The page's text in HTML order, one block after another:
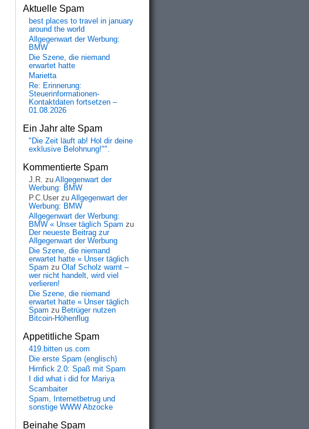
Aktuelle Spam
best places to travel in january
around the world
Allgegenwart der Werbung:
BMW
Die Szene, die niemand
erwartet hatte
Marietta
Re: Erinnerung:
Steuerinformationen-
Kontaktdaten fortsetzen –
01.08.2026
Ein Jahr alte Spam
"Die Zeit läuft ab! Hol dir deine
exklusive Belohnung!"".
Kommentierte Spam
J.R. zu Allgegenwart der
Werbung: BMW
P.C.User zu Allgegenwart der
Werbung: BMW
Allgegenwart der Werbung:
BMW « Unser täglich Spam zu
Der neueste Beitrag zur
Allgegenwart der Werbung
Die Szene, die niemand
erwartet hatte « Unser täglich
Spam zu Olaf Scholz warnt –
wer nicht handelt, wird viel
verlieren!
Die Szene, die niemand
erwartet hatte « Unser täglich
Spam zu Betrüger nutzen
Bitcoin-Höhenflug
Appetitliche Spam
419.bitten us.com
Die erste Spam (englisch)
Hirnfick 2.0: Spaß mit Spam
I did what i did for Mariya
Scambaiter
Spam, Internetbetrug und
sonstige WWW Abzocke
Beinahe Spam